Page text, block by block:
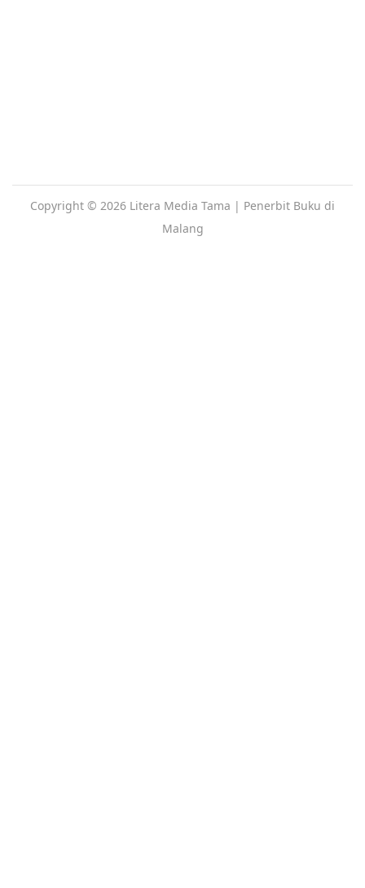
Copyright © 2026 Litera Media Tama | Penerbit Buku di
Malang